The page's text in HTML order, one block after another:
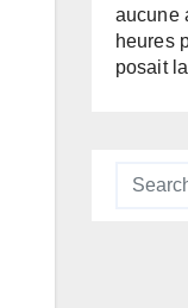
aucune
heures
posait